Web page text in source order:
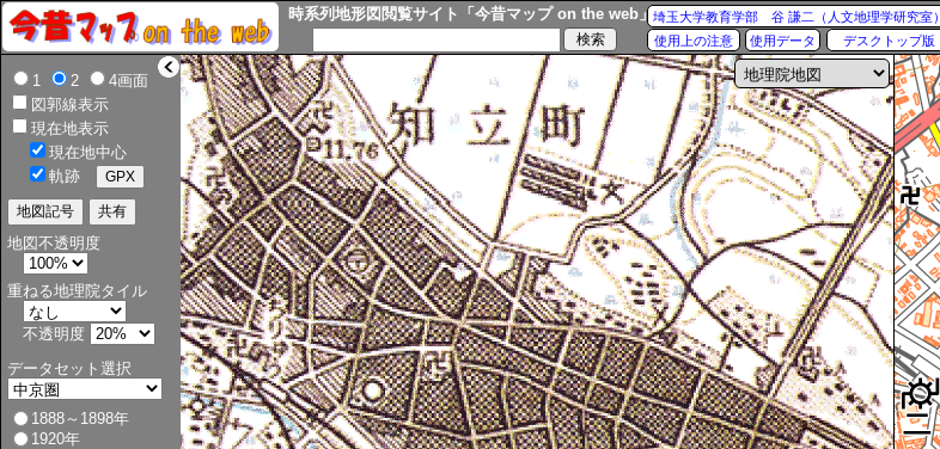
> 時系列地形図閲覧サイト「今昔マップ on the web」埼玉大学教育学部 谷 謙二（人文地理学研究室）
使用上の注意
使用データ デスクトップ版
1 2
4画面
図郭線表示
現在地表示
現在地中心
軌跡
地図不透明度
重ねる地理院タイル
不透明度
データセット選択
1888～1898年
1920年